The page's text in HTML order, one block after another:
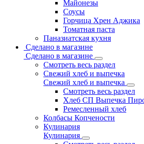
Майонезы
Соусы
Горчица Хрен Аджика
Томатная паста
Паназиатская кухня
Сделано в магазине
Сделано в магазине
Смотреть весь раздел
Свежий хлеб и выпечка
Свежий хлеб и выпечка
Смотреть весь раздел
Хлеб СП Выпечка
Ремесленный хлеб
Колбасы Копчености
Кулинария
Кулинария